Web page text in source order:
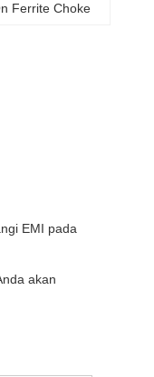
Ferrite Choke
EMI pada
akan